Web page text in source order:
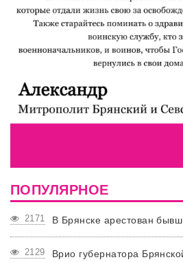
ПОПУЛЯРНОЕ
2171 В Брянске арестован
2129
Врио губернатора